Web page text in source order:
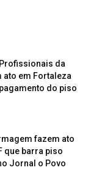
da
em Fortaleza
do piso
fazem ato
que barra piso
Jornal o Povo